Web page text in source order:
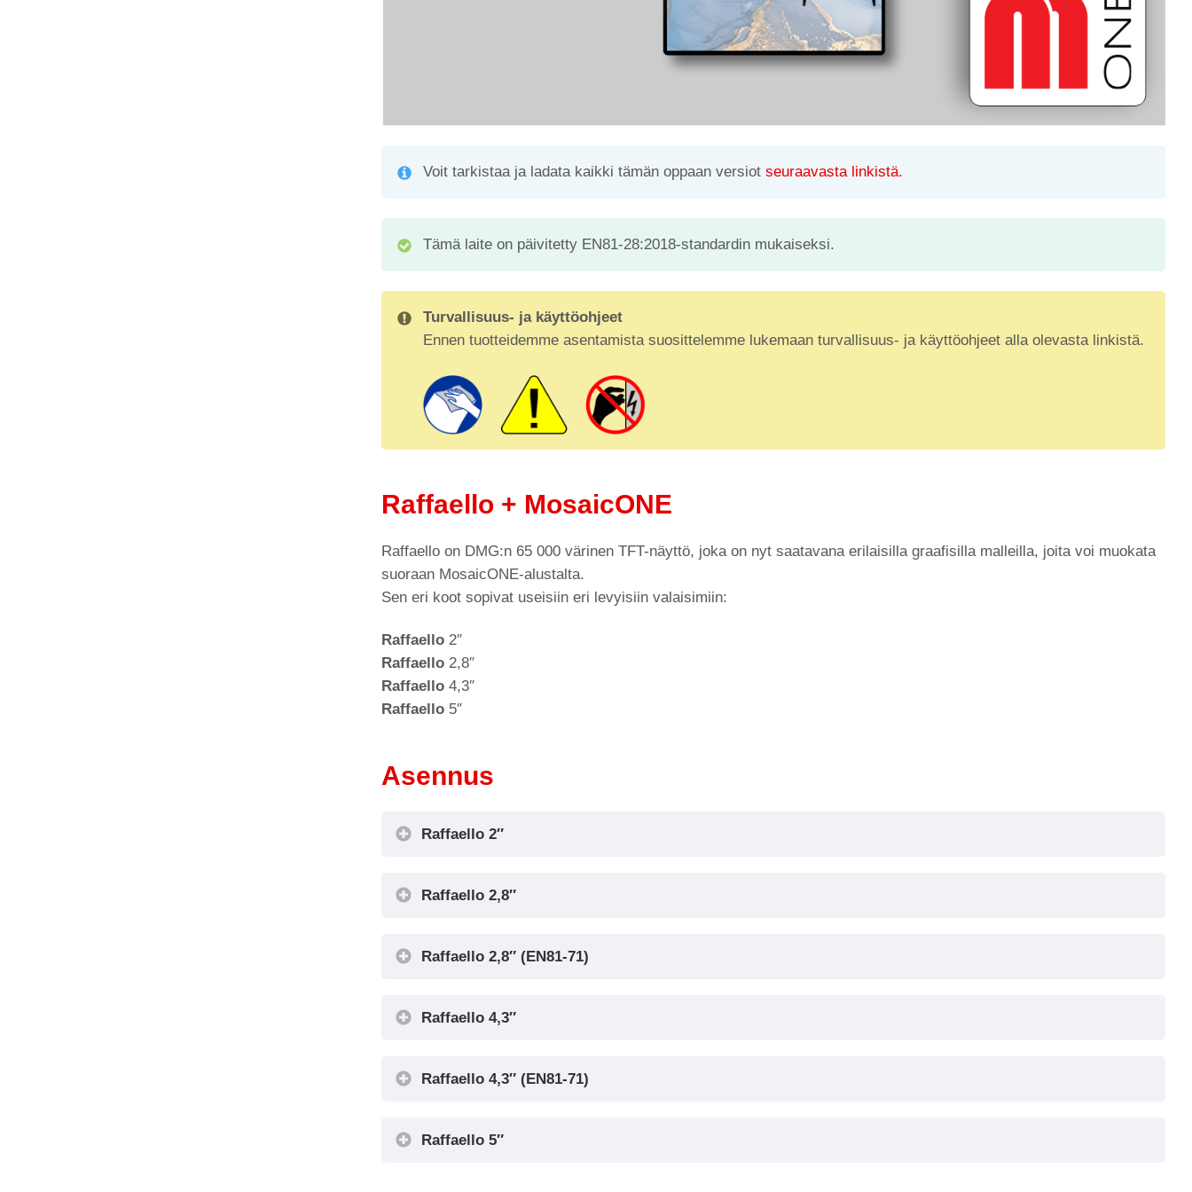
Voit tarkistaa ja ladata kaikki tämän oppaan versiot seuraavasta linkistä.
Tämä laite on päivitetty EN81-28:2018-standardin mukaiseksi.
Turvallisuus- ja käyttöohjeet
Ennen tuotteidemme asentamista suosittelemme lukemaan turvallisuus- ja käyttöohjeet alla olevasta linkistä.
Raffaello + MosaicONE
Raffaello on DMG:n 65 000 värinen TFT-näyttö, joka on nyt saatavana erilaisilla graafisilla malleilla, joita voi muokata
suoraan MosaicONE-alustalta.
Sen eri koot sopivat useisiin eri levyisiin valaisimiin:
Raffaello 2″
Raffaello 2,8″
Raffaello 4,3″
Raffaello 5″
Asennus
Raffaello 2″
Raffaello 2,8″
Raffaello 2,8″ (EN81-71)
Raffaello 4,3″
Raffaello 4,3″ (EN81-71)
Raffaello 5″